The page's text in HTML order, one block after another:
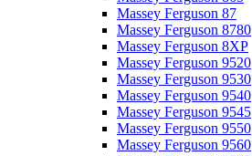
Massey Ferguson 87
Massey Ferguson 8780
Massey Ferguson 8XP
Massey Ferguson 9520
Massey Ferguson 9530
Massey Ferguson 9540
Massey Ferguson 9545
Massey Ferguson 9550
Massey Ferguson 9560